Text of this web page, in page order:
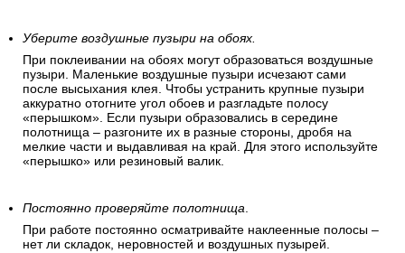
Уберите воздушные пузыри на обоях.
При поклеивании на обоях могут образоваться воздушные
пузыри. Маленькие воздушные пузыри исчезают сами
после высыхания клея. Чтобы устранить крупные пузыри
аккуратно отогните угол обоев и разгладьте полосу
«перышком». Если пузыри образовались в середине
полотнища – разгоните их в разные стороны, дробя на
мелкие части и выдавливая на край. Для этого используйте
«перышко» или резиновый валик.
Постоянно проверяйте полотнища.
При работе постоянно осматривайте наклеенные полосы –
нет ли складок, неровностей и воздушных пузырей.